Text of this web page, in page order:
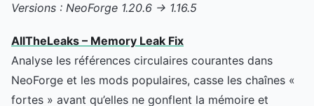
Versions : NeoForge 1.20.6 → 1.16.5
AllTheLeaks – Memory Leak Fix
Analyse les références circulaires courantes dans
NeoForge et les mods populaires, casse les chaînes «
fortes » avant qu’elles ne gonflent la mémoire et